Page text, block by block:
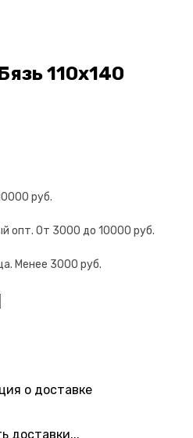
110х140
о доставке
доставки...